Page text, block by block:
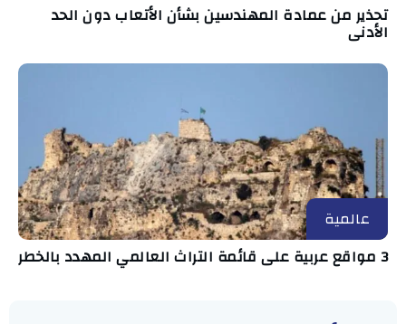
تحذير من عمادة المهندسين بشأن الأتعاب دون الحد
الأدنى
عالمية
3 مواقع عربية على قائمة التراث العالمي المهدد بالخطر